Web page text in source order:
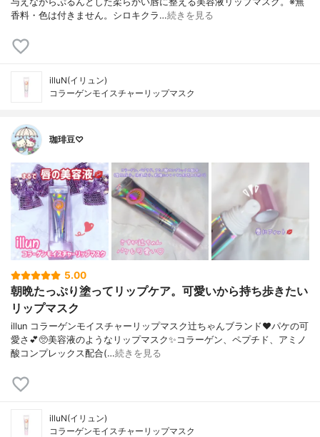
香料・色は付きません。シロキクラ…続きを見る
illuN(イリュン)
コラーゲンモイスチャーリップマスク
珈琲豆♡
5.00
朝晩たっぷり塗ってリップケア。可愛いから持ち歩きたい
リップマスク
illun コラーゲンモイスチャーリップマスク辻ちゃんブランド❤︎パケの可
愛さ💕🥺美容液のようなリップマスク✨コラーゲン、ペプチド、アミノ
酸コンプレックス配合(…続きを見る
illuN(イリュン)
コラーゲンモイスチャーリップマスク